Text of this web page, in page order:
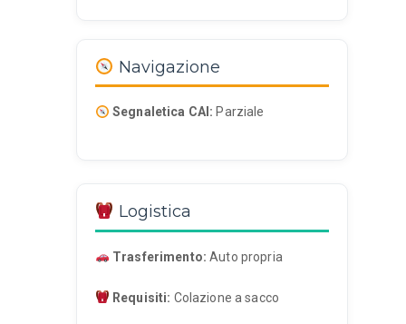
Navigazione
Segnaletica CAI: Parziale
Logistica
Trasferimento: Auto propria
Requisiti: Colazione a sacco